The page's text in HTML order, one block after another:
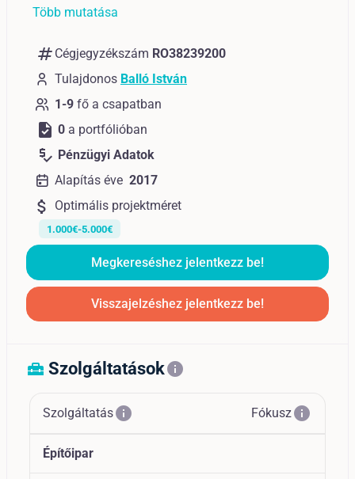
Több mutatása
numbers Cégjegyzékszám RO38239200
Tulajdonos Balló István
1-9 fő a csapatban
task 0 a portfólióban
price_check Pénzügyi Adatok
Alapítás éve 2017
attach_money Optimális projektméret
1.000€-5.000€
Megkereséshez jelentkezz be!
Visszajelzéshez jelentkezz be!
home_repair_service Szolgáltatásokinfo
Szolgáltatásinfo Fókuszinfo
Építőipar